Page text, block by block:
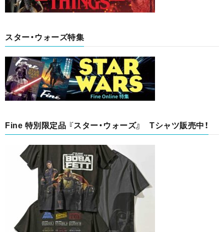
スター・ウォーズ特集
Fine 特別限定品 『スター・ウォーズ』 Tシャツ販売中！